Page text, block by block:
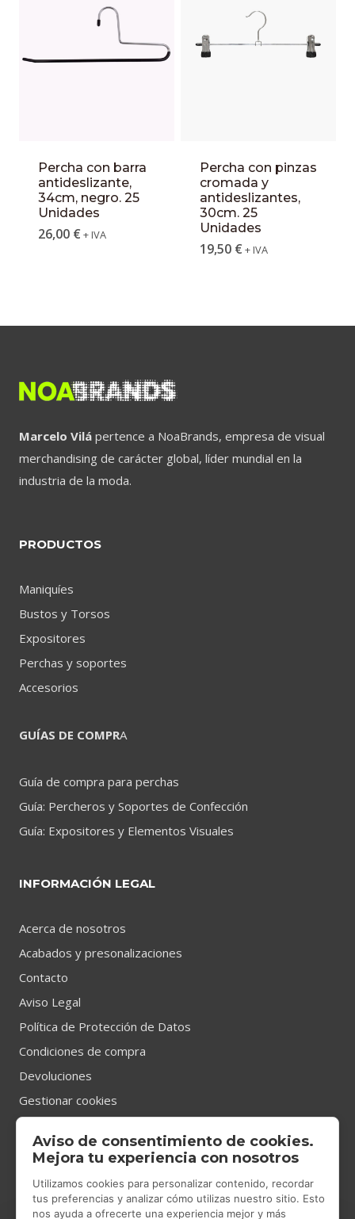
Percha con barra
antideslizante,
34cm, negro. 25
Unidades
26,00 € + IVA
Percha con pinzas
cromada y
antideslizantes,
30cm. 25
Unidades
19,50 € + IVA
Marcelo Vilá pertence a NoaBrands, empresa de visual
merchandising de carácter global, líder mundial en la
industria de la moda.
PRODUCTOS
Maniquíes
Bustos y Torsos
Expositores
Perchas y soportes
Accesorios
GUÍAS DE COMPRA
Guía de compra para perchas
Guía: Percheros y Soportes de Confección
Guía: Expositores y Elementos Visuales
INFORMACIÓN LEGAL
Acerca de nosotros
Acabados y presonalizaciones
Contacto
Aviso Legal
Política de Protección de Datos
Condiciones de compra
Devoluciones
Gestionar cookies
CONTACTO
Aviso de consentimiento de cookies.
Mejora tu experiencia con nosotros
Utilizamos cookies para personalizar contenido, recordar
tus preferencias y analizar cómo utilizas nuestro sitio. Esto
nos ayuda a ofrecerte una experiencia mejor y más